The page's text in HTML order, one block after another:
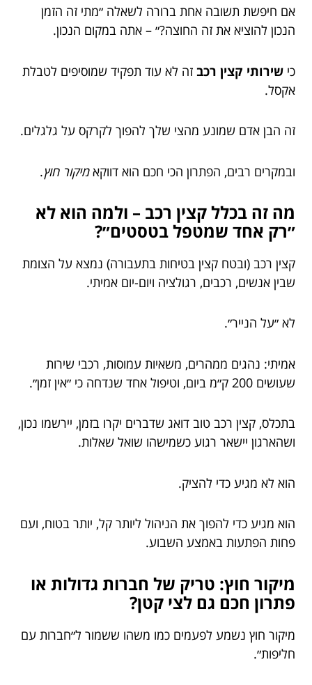
אם חיפשת תשובה אחת ברורה לשאלה ״מתי זה הזמן
הנכון להוציא את זה החוצה?״ – אתה במקום הנכון.
כי שירותי קצין רכב זה לא עוד תפקיד שמוסיפים לטבלת
אקסל.
זה הבן אדם שמונע מהצי שלך להפוך לקרקס על גלגלים.
ובמקרים רבים, הפתרון הכי חכם הוא דווקאמיקור חוץ.
מה זה בכלל קצין רכב – ולמה הוא לא
״רק אחד שמטפל בטסטים״?
קצין רכב (ובטח קצין בטיחות בתעבורה) נמצא על הצומת
שבין אנשים, רכבים, רגולציה ויום-יום אמיתי.
לא ״על הנייר״.
אמיתי: נהגים ממהרים, משאיות עמוסות, רכבי שירות
שעושים 200 ק״מ ביום, וטיפול אחד שנדחה כי ״אין זמן״.
בתכלס, קצין רכב טוב דואג שדברים יקרו בזמן, יירשמו נכון,
ושהארגון יישאר רגוע כשמישהו שואל שאלות.
הוא לא מגיע כדי להציק.
הוא מגיע כדי להפוך את הניהול ליותר קל, יותר בטוח, ועם
פחות הפתעות באמצע השבוע.
מיקור חוץ: טריק של חברות גדולות או
פתרון חכם גם לצי קטן?
מיקור חוץ נשמע לפעמים כמו משהו ששמור ל״חברות עם
חליפות״.